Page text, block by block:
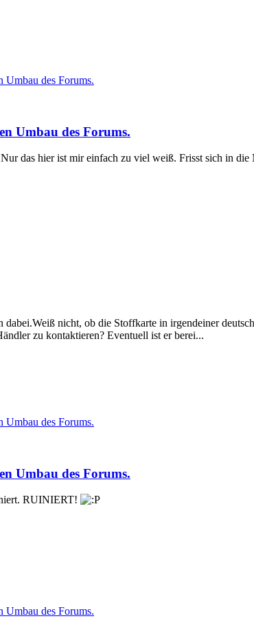
Umbau des Forums.
Umbau des Forums.
das hier ist mir einfach zu viel weiß. Frisst sich in die
dabei.Weiß nicht, ob die Stoffkarte in irgendeiner
zu kontaktieren? Eventuell ist er berei...
Umbau des Forums.
Umbau des Forums.
RUINIERT!
Umbau des Forums.